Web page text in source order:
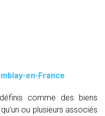
en-France
comme des biens
ou plusieurs associés